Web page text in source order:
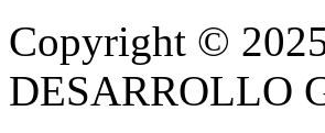
Copyright ©
DESARROLLO